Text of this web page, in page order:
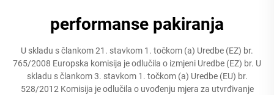
performanse pakiranja
U skladu s člankom 21. stavkom 1. točkom (a) Uredbe (EZ) br.
765/2008 Europska komisija je odlučila o izmjeni Uredbe (EZ) br. U
skladu s člankom 3. stavkom 1. točkom (a) Uredbe (EU) br.
528/2012 Komisija je odlučila o uvođenju mjera za utvrđivanje